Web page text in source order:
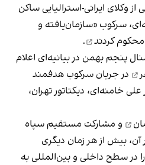
گروهی از وکلای ایرانی-استرالیایی ساکن
سرکوب «سازمان‌یافته و
محکوم کردند
.
پنجم بهمن در بیانیه‌ای اعلام
در جریان سرکوب هدفمند
خامنه‌ای، دیکتاتور تهران،
و مشارکت مستقیم سپاه
آن، بیش از هر زمان دیگری
سطح داخلی و بین‌المللی به